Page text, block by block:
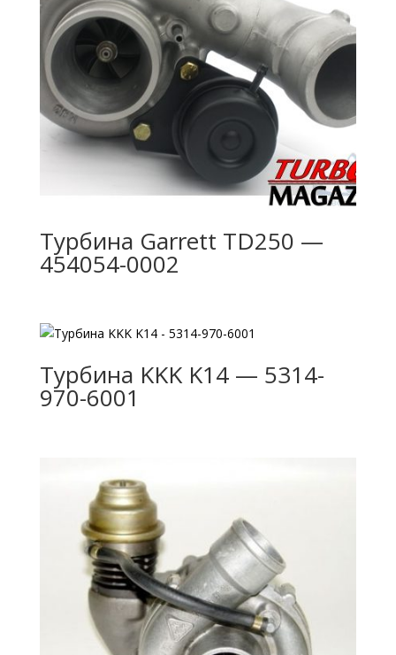
Турбина Garrett TD250 —
454054-0002
Турбина KKK K14 — 5314-
970-6001